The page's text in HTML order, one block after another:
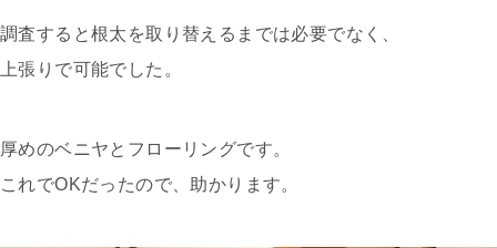
調査すると根太を取り替えるまでは必要でなく、
上張りで可能でした。
厚めのベニヤとフローリングです。
これでOKだったので、助かります。